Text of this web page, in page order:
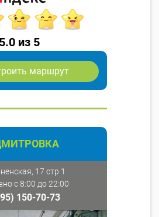
5.0 из 5
маршрут
17 стр 1
с 8:00 до 22:00
150-70-73